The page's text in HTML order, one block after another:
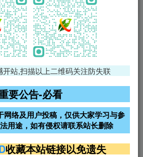
影视源码
腾讯轻量4核4G3M服务器38元/
68元/
雨云高防免备案服务器
租 超低价文字广告位招租
开站,扫描以上二维码关注防失联
要公告-必看
网络及用户投稿，仅供大家学习与参
用途，如有侵权请联系站长删除
收藏本站链接以免遗失